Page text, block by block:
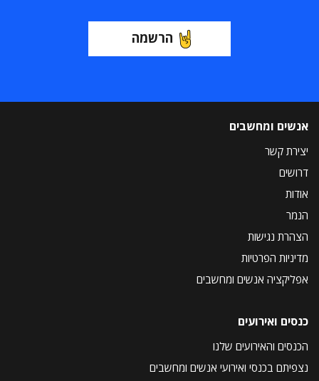
הרשמה
אנשים ומחשבים
יצירת קשר
דרושים
אודות
הנמר
הצהרת נגישות
מדיניות הפרטיות
אפליקציה אנשים ומחשבים
כנסים ואירועים
הכנסים והאירועים שלנו
נצפיתם בכנסי ואירועי אנשים ומחשבים